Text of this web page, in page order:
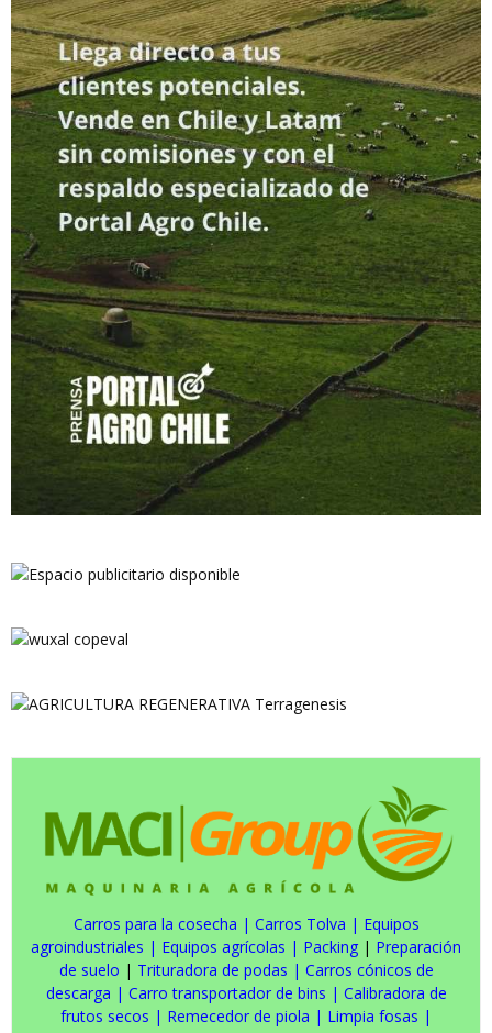
Carros para la cosecha | Carros Tolva | Equipos
agroindustriales | Equipos agrícolas | Packing | Preparación
de suelo | Trituradora de podas | Carros cónicos de
descarga | Carro transportador de bins | Calibradora de
frutos secos | Remecedor de piola | Limpia fosas |